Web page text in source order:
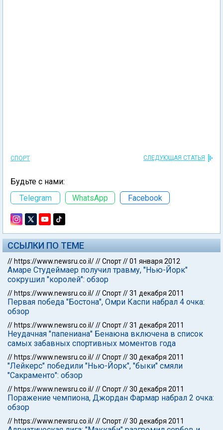
СПОРТ СЛЕДУЮЩАЯ СТАТЬЯ
Будьте с нами:
Telegram
WhatsApp Facebook
ССЫЛКИ ПО ТЕМЕ
// https://www.newsru.co.il///Спорт//01 января 2012
Амаре Студеймаер получил травму, "Нью-Йорк"
сокрушил "королей": обзор
// https://www.newsru.co.il///Спорт//31 декабря 2011
Первая победа "Бостона", Омри Каспи набрал 4 очка:
обзор
// https://www.newsru.co.il///Спорт//31 декабря 2011
Неудачная "папениана" Бенаюна включена в список
самых забавных спортивных моментов года
// https://www.newsru.co.il///Спорт//30 декабря 2011
"Лейкерс" победили "Нью-Йорк", "быки" смяли
"Сакраменто": обзор
// https://www.newsru.co.il///Спорт//30 декабря 2011
Поражение чемпиона, Джордан Фармар набрал 2 очка:
обзор
// https://www.newsru.co.il///Спорт//30 декабря 2011